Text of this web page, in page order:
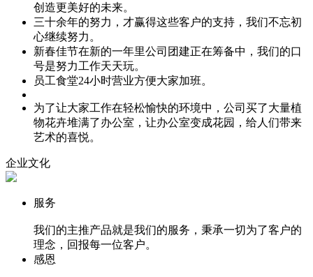
创造更美好的未来。
三十余年的努力，才赢得这些客户的支持，我们不忘初
心继续努力。
新春佳节在新的一年里公司团建正在筹备中，我们的口
号是努力工作天天玩。
员工食堂24小时营业方便大家加班。
为了让大家工作在轻松愉快的环境中，公司买了大量植
物花卉堆满了办公室，让办公室变成花园，给人们带来
艺术的喜悦。
企业文化
服务
我们的主推产品就是我们的服务，秉承一切为了客户的
理念，回报每一位客户。
感恩